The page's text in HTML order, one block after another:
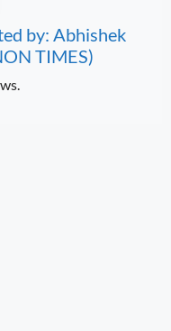
by: Abhishek
TIMES)